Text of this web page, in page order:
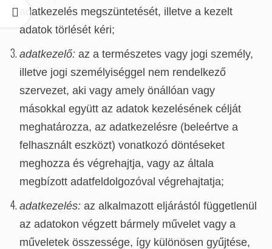
adatkezelés megszüntetését, illetve a kezelt
adatok törlését kéri;
adatkezelő: az a természetes vagy jogi személy,
illetve jogi személyiséggel nem rendelkező
szervezet, aki vagy amely önállóan vagy
másokkal együtt az adatok kezelésének célját
meghatározza, az adatkezelésre (beleértve a
felhasznált eszközt) vonatkozó döntéseket
meghozza és végrehajtja, vagy az általa
megbízott adatfeldolgozóval végrehajtatja;
adatkezelés: az alkalmazott eljárástól függetlenül
az adatokon végzett bármely művelet vagy a
műveletek összessége, így különösen gyűjtése,